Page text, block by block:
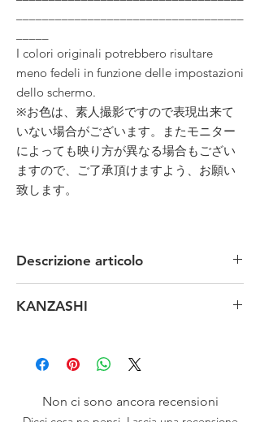
I colori originali potrebbero risultare
meno fedeli in funzione delle impostazioni
dello schermo.
※お色は、素人撮影ですので表現出来て
いない場合がございます。またモニター
によっても映り方が異なる場合もござい
ますので、ご了承頂けますよう、お願い
致します。
Descrizione articolo
TECNICA: manuale
KANZASHI
acconciature femminili tradizionali giapponesi. I
abbandonata l'acconciatura tradizionale
Non ci sono ancora recensioni